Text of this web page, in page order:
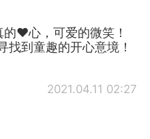
❤心，可爱的微笑！
找到童趣的开心意境！
2021.04.11 02:27